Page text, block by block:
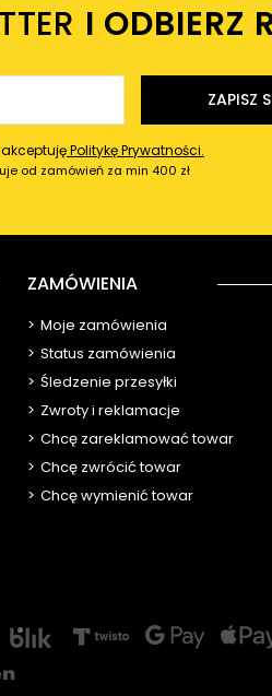
I ODBIERZ
ZAPISZ
Politykę Prywatności.
od zamówień za min 400 zł
ZAMÓWIENIA
Moje zamówienia
Status zamówienia
Śledzenie przesyłki
Zwroty i reklamacje
Chcę zareklamować towar
Chcę zwrócić towar
Chcę wymienić towar